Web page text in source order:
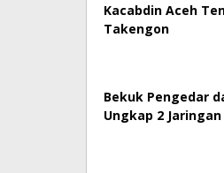
Kacabdin Aceh
Takengon
Bekuk Pengedar
Ungkap 2